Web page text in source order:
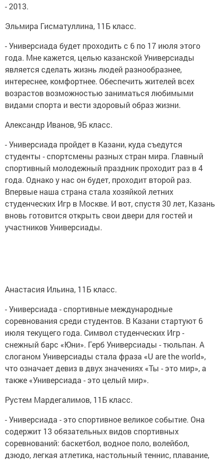
- 2013.
Эльмира Гисматуллина, 11Б класс.
- Универсиада будет проходить с 6 по 17 июля этого
года. Мне кажется, целью казанской Универсиады
является сделать жизнь людей разнообразнее,
интереснее, комфортнее. Обеспечить жителей всех
возрастов возможностью заниматься любимыми
видами спорта и вести здоровый образ жизни.
Александр Иванов, 9Б класс.
- Универсиада пройдет в Казани, куда съедутся
студенты - спортсмены разных стран мира. Главный
спортивный молодежный праздник проходит раз в 4
года. Однако у нас он будет, проходит второй раз.
Впервые наша страна стала хозяйкой летних
студенческих Игр в Москве. И вот, спустя 30 лет, Казань
вновь готовится открыть свои двери для гостей и
участников Универсиады.
Анастасия Ильина, 11Б класс.
- Универсиада - спортивные международные
соревнования среди студентов. В Казани стартуют 6
июля текущего года. Символ студенческих Игр -
снежный барс «Юни». Герб Универсиады - тюльпан. А
слоганом Универсиады стала фраза «U are the world»,
что означает девиз в двух значениях «Ты - это мир», а
также «Универсиада - это целый мир».
Рустем Мардегалимов, 11Б класс.
- Универсиада - это спортивное великое событие. Она
содержит 13 обязательных видов спортивных
соревнований: баскетбол, водное поло, волейбол,
дзюдо, легкая атлетика, настольный теннис, плавание,